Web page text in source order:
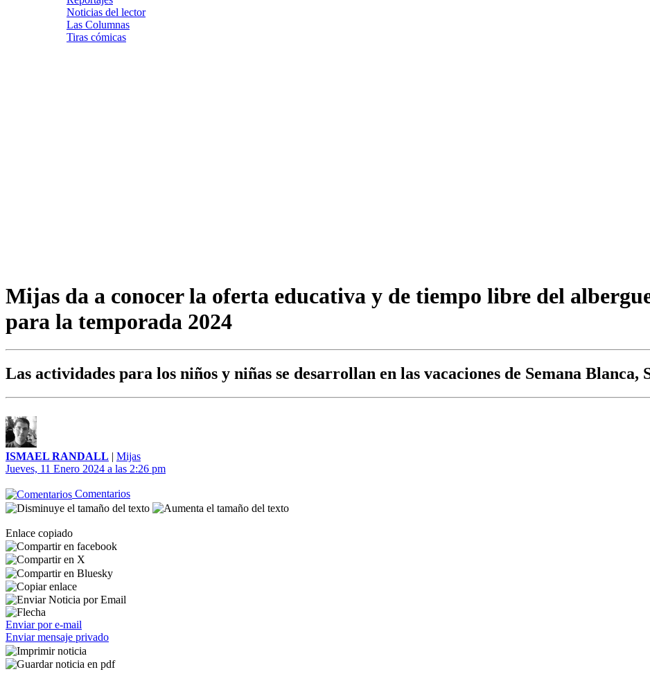
Noticias del lector
Las Columnas
Tiras cómicas
Mijas da a conocer la oferta educativa y de tiempo libre del
para la temporada 2024
Las actividades para los niños y niñas se desarrollan en las vacaciones de Semana Blanca,
ISMAEL RANDALL | Mijas
Jueves, 11 Enero 2024 a las 2:26 pm
Comentarios
Enlace copiado
Enviar por e-mail
Enviar mensaje privado